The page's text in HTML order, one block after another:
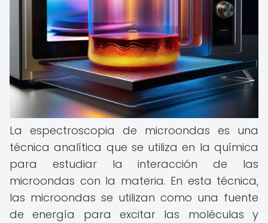
La espectroscopia de microondas es una
técnica analítica que se utiliza en la química
para estudiar la interacción de las
microondas con la materia. En esta técnica,
las microondas se utilizan como una fuente
de energía para excitar las moléculas y